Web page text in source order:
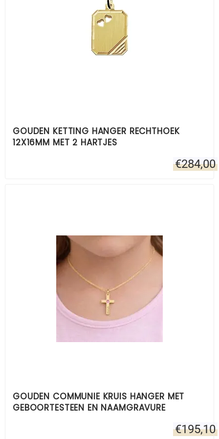
GOUDEN KETTING HANGER RECHTHOEK
12X16MM MET 2 HARTJES
€284,00
GOUDEN COMMUNIE KRUIS HANGER MET
GEBOORTESTEEN EN NAAMGRAVURE
€195,10